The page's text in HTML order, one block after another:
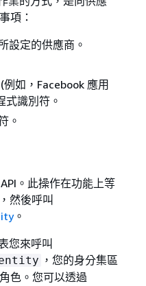
項：
設定的供應商。
如，Facebook 應用
式識別符。
。
。此操作在功能上等
，然後呼叫
。
您來呼叫
，您的身分集區
色。您可以透過